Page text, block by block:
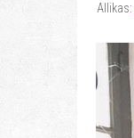
Allikas: